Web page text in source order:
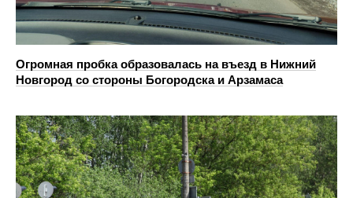
Огромная пробка образовалась на въезд в Нижний
Новгород со стороны Богородска и Арзамаса